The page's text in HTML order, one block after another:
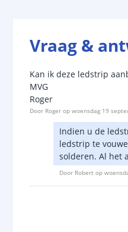
Vraag &
Kan ik deze ledstrip
MVG
Roger
Door Roger op woensdag 19
Indien u de
ledstrip te
solderen. Al het
Door Robert op